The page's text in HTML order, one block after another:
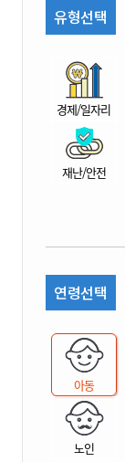
유형선택
경제/일자리
재난/안전
연령선택
아동
노인